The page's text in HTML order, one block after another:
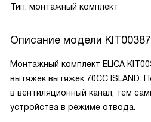
Тип: монтажный комплект
Описание модели
Монтажный комплект ELICA
вытяжек вытяжек 70СС ISLAND.
в вентиляционный канал, тем
устройства в режиме отвода.